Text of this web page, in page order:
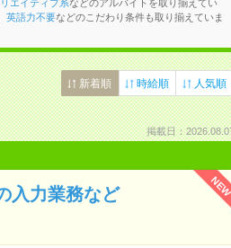
エイティブ系などのアルバイトを取り揃えてい
英語力不要などのこだわり条件も取り揃えていま
新着順 時給順 人気順
掲載日：
入力業務など